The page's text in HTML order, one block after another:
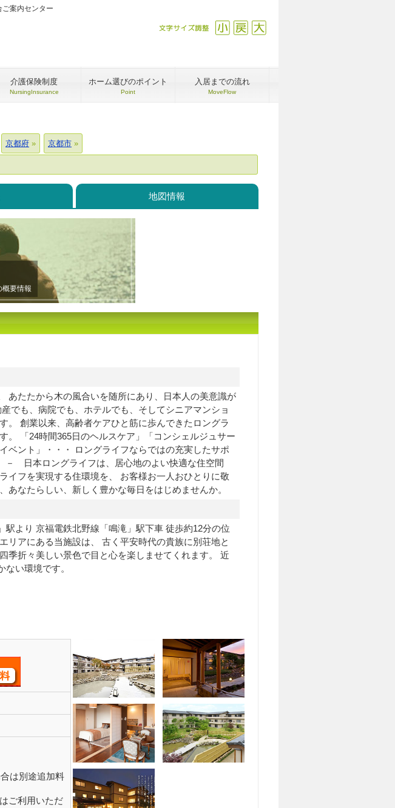
案内センター
戻す
縮小
文字サイズ調整
介護保険制度
NursingInsurance
ホーム選びのポイント
Point
入居までの流れ
MoveFlow
京都府 京都市
地図情報
概要情報
あたたから木の風合いを随所にあり、日本人の美意識が
でも、病院でも、ホテルでも、そしてシニアマンショ
。 創業以来、高齢者ケアひと筋に歩んできたロングラ
。 「24時間365日のヘルスケア」「コンシェルジュサー
ベント」・・・ ロングライフならではの充実したサポ
－ 日本ロングライフは、居心地のよい快適な住空間
イフを実現する住環境を、 お客様お一人おひとりに敬
なたらしい、新しく豊かな毎日をはじめませんか。
より 京福電鉄北野線「鳴滝」駅下車 徒歩約12分の位
リアにある当施設は、 古く平安時代の貴族に別荘地と
季折々美しい景色で目と心を楽しませてくれます。 近
い環境です。
は別途追加料
ご利用いただ